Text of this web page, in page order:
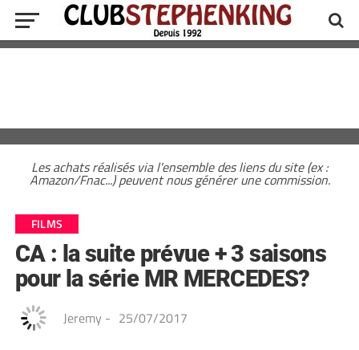
Les achats réalisés via l'ensemble des liens du site (ex :
Amazon/Fnac...) peuvent nous générer une commission.
FILMS
CA : la suite prévue + 3 saisons
pour la série MR MERCEDES?
Jeremy - 25/07/2017